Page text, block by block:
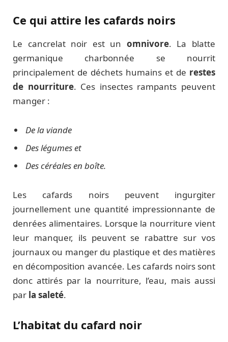
Ce qui attire les cafards noirs
Le cancrelat noir est un omnivore. La blatte
germanique charbonnée se nourrit
principalement de déchets humains et de restes
de nourriture. Ces insectes rampants peuvent
manger :
De la viande
Des légumes et
Des céréales en boîte.
Les cafards noirs peuvent ingurgiter
journellement une quantité impressionnante de
denrées alimentaires. Lorsque la nourriture vient
leur manquer, ils peuvent se rabattre sur vos
journaux ou manger du plastique et des matières
en décomposition avancée. Les cafards noirs sont
donc attirés par la nourriture, l’eau, mais aussi
par la saleté.
L’habitat du cafard noir